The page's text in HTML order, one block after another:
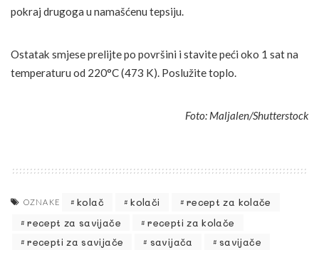
pokraj drugoga u namašćenu tepsiju.
Ostatak smjese prelijte po površini i stavite peći oko 1 sat na
temperaturu od 220°C (473 K). Poslužite toplo.
Foto: Maljalen/Shutterstock
OZNAKE kolač kolači
recept za kolače
recept za savijače
recepti za kolače
recepti za savijače
savijača savijače